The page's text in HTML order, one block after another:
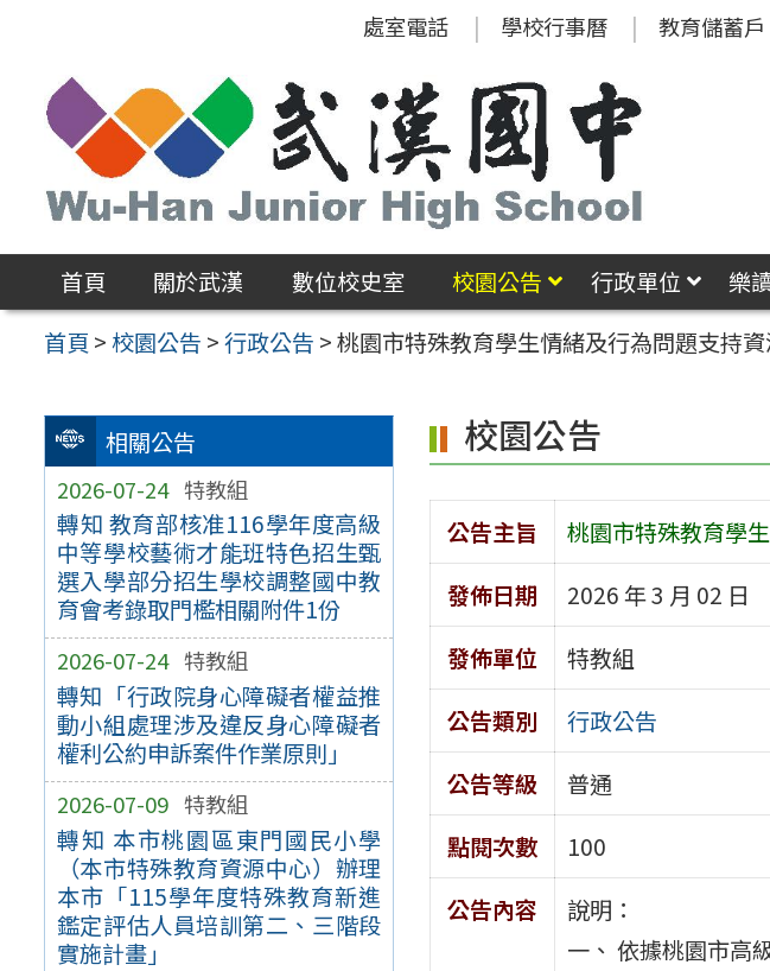
區
處室電話 學校行事曆 教育儲蓄戶
首頁 關於武漢 數位校史室 校園公告 行政單位 樂
首頁 >校園公告 >行政公告 >桃園市特殊教育學生情緒及行為問題支持
相關公告
2026-07-24 特教組
轉知 教育部核准116學年度高級
中等學校藝術才能班特色招生甄
選入學部分招生學校調整國中教
育會考錄取門檻相關附件1份
2026-07-24 特教組
轉知「行政院身心障礙者權益推
動小組處理涉及違反身心障礙者
權利公約申訴案件作業原則」
2026-07-09 特教組
轉知 本市桃園區東門國民小學
（本市特殊教育資源中心）辦理
本市「115學年度特殊教育新進
鑑定評估人員培訓第二、三階段
實施計畫」
校園公告
公告主旨
桃園市特殊教育學
發佈日期
2026 年 3 月 02 日
發佈單位
特教組
公告類別
行政公告
公告等級
普通
點閱次數
100
公告內容
說明：
一、 依據桃園市高